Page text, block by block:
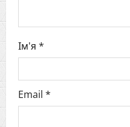
n
Ім'я *
Email *